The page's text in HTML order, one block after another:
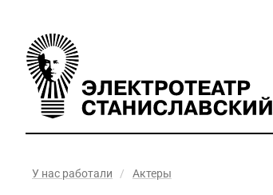
У нас работали / Актеры